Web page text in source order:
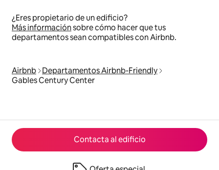
Contacta al edificio
¿Eres propietario de un edificio?
Más informaciónsobre cómo hacer que tus
departamentos sean compatibles con Airbnb.
Airbnb
Departamentos Airbnb-Friendly
Gables Century Center